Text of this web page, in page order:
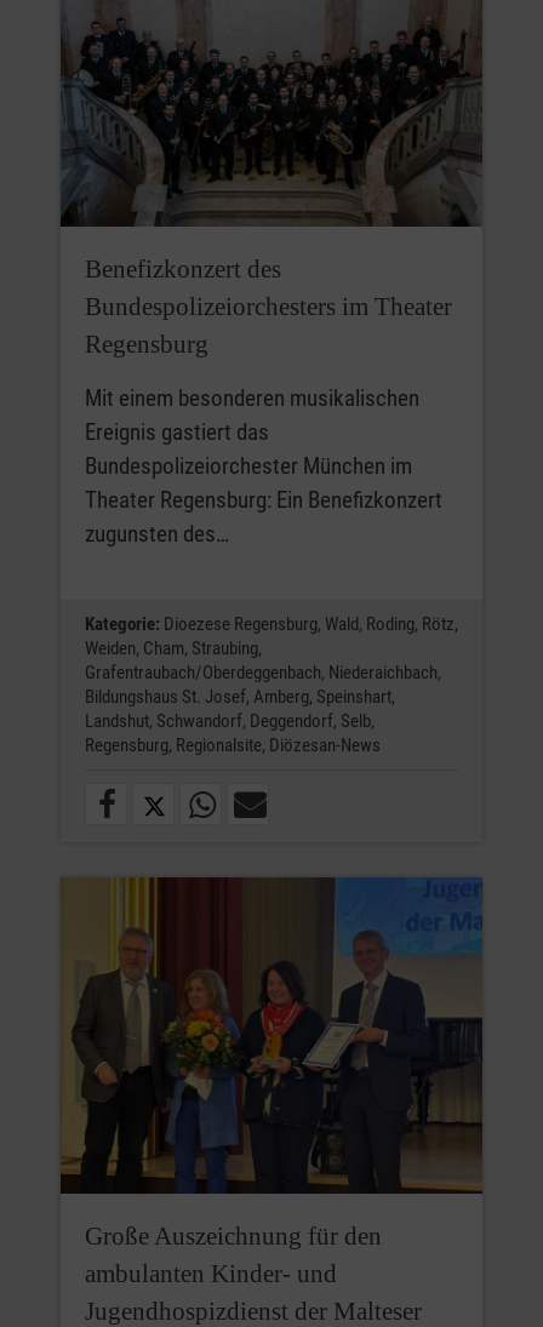
Benefizkonzert des
Bundespolizeiorchesters im Theater
Regensburg
Mit einem besonderen musikalischen
Ereignis gastiert das
Bundespolizeiorchester München im
Theater Regensburg: Ein Benefizkonzert
zugunsten des…
Kategorie: Dioezese Regensburg, Wald, Roding, Rötz,
Weiden, Cham, Straubing,
Grafentraubach/Oberdeggenbach, Niederaichbach,
Bildungshaus St. Josef, Amberg, Speinshart,
Landshut, Schwandorf, Deggendorf, Selb,
Regensburg, Regionalsite, Diözesan-News
Große Auszeichnung für den
ambulanten Kinder- und
Jugendhospizdienst der Malteser